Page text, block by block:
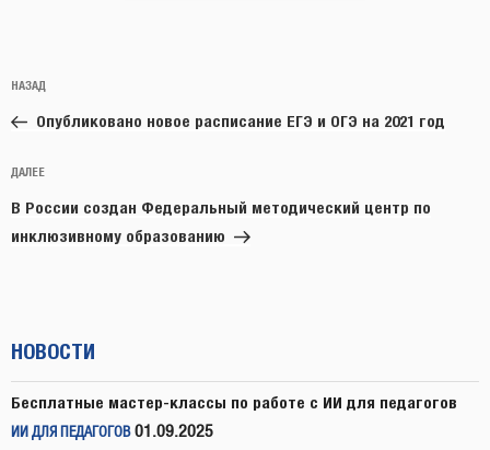
по
записям
Предыдущая
запись:
НАЗАД
Опубликовано новое расписание ЕГЭ и ОГЭ на 2021 год
Следующая
запись
ДАЛЕЕ
В России создан Федеральный методический центр по
инклюзивному образованию
НОВОСТИ
Бесплатные мастер-классы по работе с ИИ для педагогов
ИИ ДЛЯ ПЕДАГОГОВ 01.09.2025